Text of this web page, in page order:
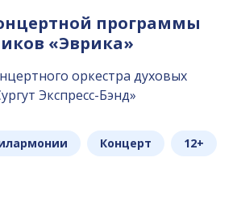
программы
«Эврика»
оркестра духовых
Экспресс-Бэнд»
Концерт 12+